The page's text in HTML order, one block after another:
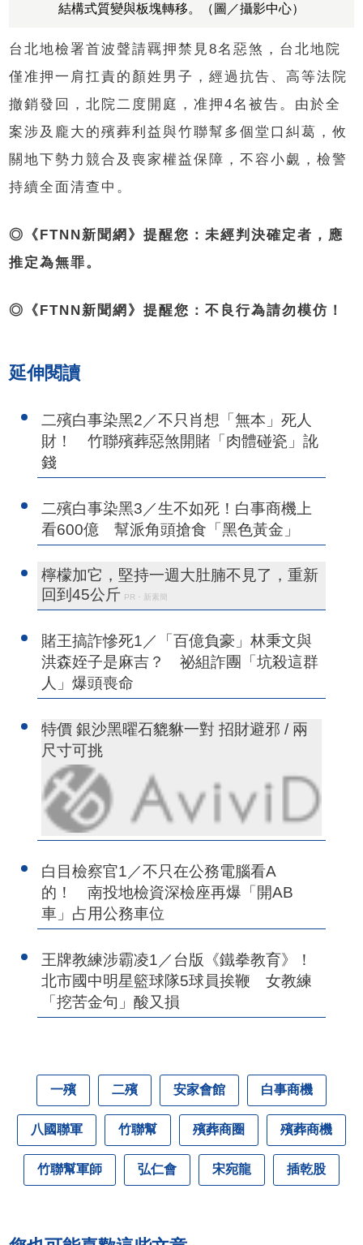
結構式質變與板塊轉移。（圖／攝影中心）
台北地檢署首波聲請羈押禁見8名惡煞，台北地院
僅准押一肩扛責的顏姓男子，經過抗告、高等法院
撤銷發回，北院二度開庭，准押4名被告。由於全
案涉及龐大的殯葬利益與竹聯幫多個堂口糾葛，攸
關地下勢力競合及喪家權益保障，不容小覷，檢警
持續全面清查中。
◎《FTNN新聞網》提醒您：未經判決確定者，應
推定為無罪。
◎《FTNN新聞網》提醒您：不良行為請勿模仿！
延伸閱讀
二殯白事染黑2／不只肖想「無本」死人
財！ 竹聯殯葬惡煞開賭「肉體碰瓷」訛
錢
二殯白事染黑3／生不如死！白事商機上
看600億 幫派角頭搶食「黑色黃金」
檸檬加它，堅持一週大肚腩不見了，重新
回到45公斤 PR・新素簡
賭王搞詐慘死1／「百億負豪」林秉文與
洪森姪子是麻吉？ 祕組詐團「坑殺這群
人」爆頭喪命
特價 銀沙黑曜石貔貅一對 招財避邪 / 兩
尺寸可挑
白目檢察官1／不只在公務電腦看A
的！ 南投地檢資深檢座再爆「開AB
車」占用公務車位
王牌教練涉霸凌1／台版《鐵拳教育》！
北市國中明星籃球隊5球員挨鞭 女教練
「挖苦金句」酸又損
一殯 二殯 安家會館 白事商機
八國聯軍 竹聯幫 殯葬商圈 殯葬商機
竹聯幫軍師 弘仁會 宋宛龍 插乾股